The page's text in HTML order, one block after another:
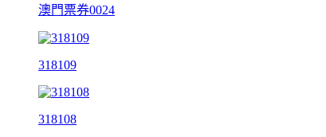
澳門票券0024
318109
318108